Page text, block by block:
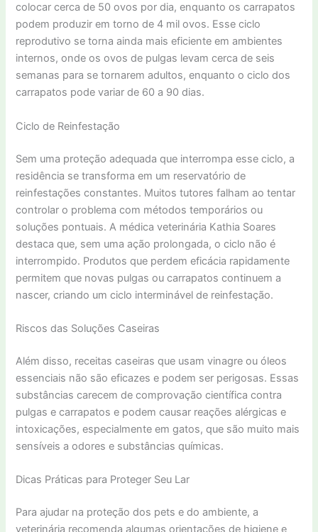
colocar cerca de 50 ovos por dia, enquanto os carrapatos
podem produzir em torno de 4 mil ovos. Esse ciclo
reprodutivo se torna ainda mais eficiente em ambientes
internos, onde os ovos de pulgas levam cerca de seis
semanas para se tornarem adultos, enquanto o ciclo dos
carrapatos pode variar de 60 a 90 dias.
Ciclo de Reinfestação
Sem uma proteção adequada que interrompa esse ciclo, a
residência se transforma em um reservatório de
reinfestações constantes. Muitos tutores falham ao tentar
controlar o problema com métodos temporários ou
soluções pontuais. A médica veterinária Kathia Soares
destaca que, sem uma ação prolongada, o ciclo não é
interrompido. Produtos que perdem eficácia rapidamente
permitem que novas pulgas ou carrapatos continuem a
nascer, criando um ciclo interminável de reinfestação.
Riscos das Soluções Caseiras
Além disso, receitas caseiras que usam vinagre ou óleos
essenciais não são eficazes e podem ser perigosas. Essas
substâncias carecem de comprovação científica contra
pulgas e carrapatos e podem causar reações alérgicas e
intoxicações, especialmente em gatos, que são muito mais
sensíveis a odores e substâncias químicas.
Dicas Práticas para Proteger Seu Lar
Para ajudar na proteção dos pets e do ambiente, a
veterinária recomenda algumas orientações de higiene e